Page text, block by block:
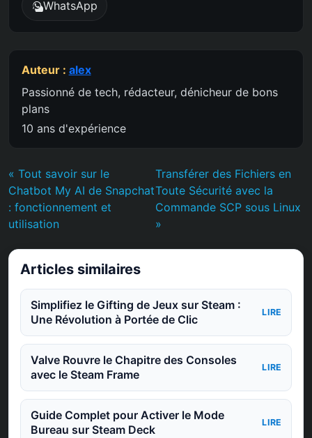
WhatsApp
Auteur : alex
Passionné de tech, rédacteur, dénicheur de bons
plans
10 ans d'expérience
« Tout savoir sur le
Chatbot My AI de Snapchat
: fonctionnement et
utilisation
Transférer des Fichiers en
Toute Sécurité avec la
Commande SCP sous Linux
»
Articles similaires
Simplifiez le Gifting de Jeux sur Steam :
Une Révolution à Portée de Clic
LIRE
Valve Rouvre le Chapitre des Consoles
avec le Steam Frame
LIRE
Guide Complet pour Activer le Mode
Bureau sur Steam Deck
LIRE